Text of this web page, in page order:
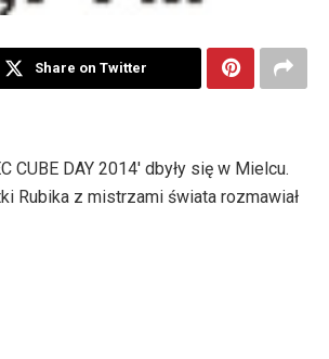
Share on Twitter
DAY 2014' dbyły się w Mielcu.
Rubika z mistrzami świata rozmawiał